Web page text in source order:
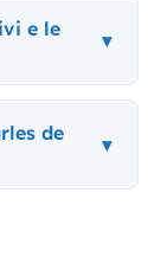
e le
▾
de
▾